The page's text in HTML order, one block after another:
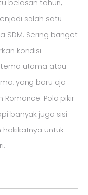
belasan tahun,
salah satu
SDM. Sering banget
kondisi
tema utama atau
yang baru aja
Romance. Pola pikir
banyak juga sisi
hakikatnya untuk